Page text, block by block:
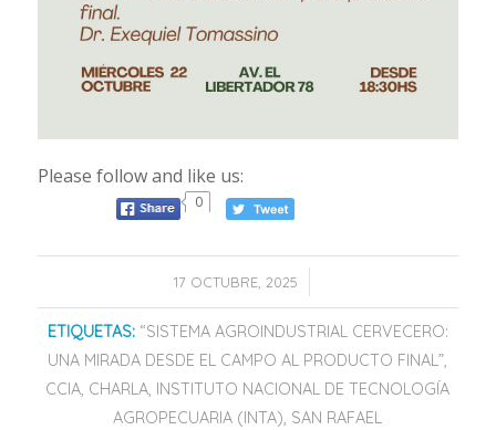
Please follow and like us:
0
17 OCTUBRE, 2025
/
ETIQUETAS: “SISTEMA AGROINDUSTRIAL CERVECERO:
UNA MIRADA DESDE EL CAMPO AL PRODUCTO FINAL”,
CCIA, CHARLA, INSTITUTO NACIONAL DE TECNOLOGÍA
AGROPECUARIA (INTA), SAN RAFAEL